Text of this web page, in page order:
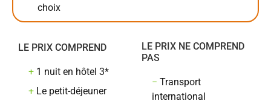
choix
LE PRIX COMPREND
+ 1 nuit en hôtel 3*
+ Le petit-déjeuner
LE PRIX NE COMPREND
PAS
−Transport
international